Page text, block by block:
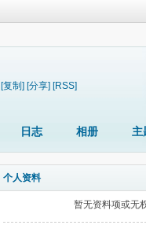
[复制] [分享] [RSS]
日志 相册 主
个人资料
暂无资料项或无